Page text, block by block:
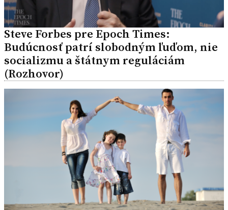
Steve Forbes pre Epoch Times:
Budúcnosť patrí slobodným ľuďom, nie
socializmu a štátnym reguláciám
(Rozhovor)